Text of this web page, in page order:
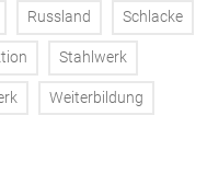
Russland Schlacke
Stahlwerk
Weiterbildung